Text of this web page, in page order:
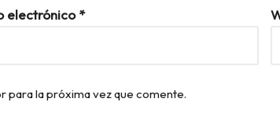
electrónico*
para la próxima vez que comente.